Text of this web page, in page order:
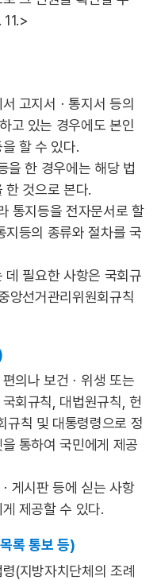
고지서ㆍ통지서 등의
고 있는 경우에도 본인
할 수 있다.
을 한 경우에는 해당 법
한 것으로 본다.
통지등을 전자문서로 할
지등의 종류와 절차를 국
필요한 사항은 국회규
앙선거관리위원회규칙
의나 보건ㆍ위생 또는
회규칙, 대법원규칙, 헌
규칙 및 대통령령으로 정
통하여 국민에게 제공
게시판 등에 싣는 사항
제공할 수 있다.
록 통보 등)
(지방자치단체의 조례